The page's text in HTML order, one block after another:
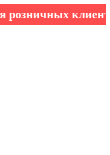
клиентов!